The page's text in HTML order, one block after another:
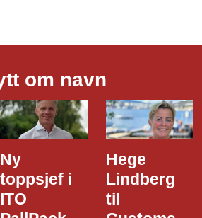
om navn
Ny
toppsjef i
ITO
Hege
Lindberg
til